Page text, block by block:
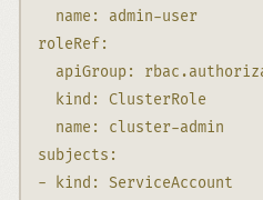
  name: admin-user
roleRef:
apiGroup:
  kind: ClusterRole
  name: cluster-admin
subjects:
- kind: ServiceAccount